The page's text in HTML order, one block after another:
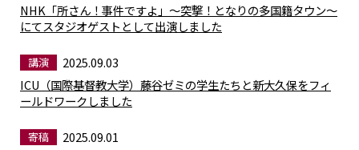
NHK「所さん！事件ですよ」～突撃！となりの多国籍タウン～
にてスタジオゲストとして出演しました
講演
2025.09.03
ICU（国際基督教大学）藤谷ゼミの学生たちと新大久保をフィ
ールドワークしました
寄稿
2025.09.01